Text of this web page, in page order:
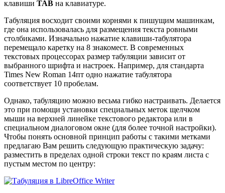
клавиши TAB на клавиатуре.
Табуляция восходит своими корнями к пишущим машинкам,
где она использовалась для размещения текста ровными
столбиками. Изначально нажатие клавиши-табулятора
перемещало каретку на 8 знакомест. В современных
текстовых процессорах размер табуляции зависит от
выбранного шрифта и настроек. Например, для стандарта
Times New Roman 14пт одно нажатие табулятора
соответствует 10 пробелам.
Однако, табуляцию можно весьма гибко настраивать. Делается
это при помощи установки специальных меток щелчком
мыши на верхней линейке текстового редактора или в
специальном диалоговом окне (для более точной настройки).
Чтобы понять основной принцип работы с такими метками
предлагаю Вам решить следующую практическую задачу:
разместить в пределах одной строки текст по краям листа с
пустым местом по центру: